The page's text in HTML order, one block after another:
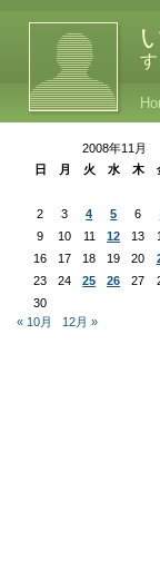
2008年11月
日
月 火 水 木
2
3 4 5 6
9
10 11 12 13
16
17 18 19 20
23
24 25 26 27
30
« 10月
12月 »